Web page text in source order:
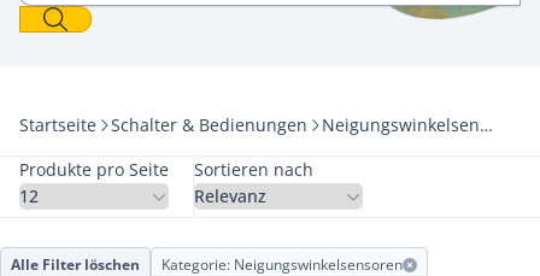
Startseite Schalter & Bedienungen
Neigungswinkelsensoren
Produkte pro Seite
Sortieren nach
Alle Filter löschen Kategorie: Neigungswinkelsensoren